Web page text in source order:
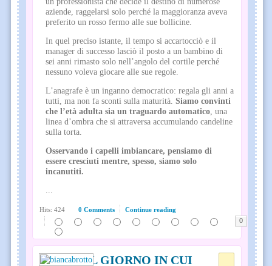
aziende, raggelarsi solo perché la maggioranza aveva
preferito un rosso fermo alle sue bollicine.
In quel preciso istante, il tempo si accartocciò e il
manager di successo lasciò il posto a un bambino di
sei anni rimasto solo nell’angolo del cortile perché
nessuno voleva giocare alle sue regole.
L’anagrafe è un inganno democratico: regala gli anni a
tutti, ma non fa sconti sulla maturità. Siamo convinti
che l’età adulta sia un traguardo automatico, una
linea d’ombra che si attraversa accumulando candeline
sulla torta.
Osservando i capelli imbiancare, pensiamo di
essere cresciuti mentre, spesso, siamo solo
incanutiti.
...
0 Comments Continue reading
Hits: 424
0
IL GIORNO IN CUI